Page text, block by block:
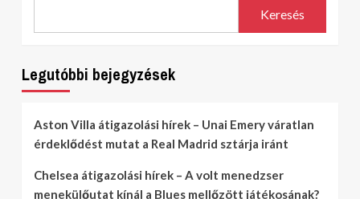
Keresés
Legutóbbi bejegyzések
Aston Villa átigazolási hírek – Unai Emery váratlan
érdeklődést mutat a Real Madrid sztárja iránt
Chelsea átigazolási hírek – A volt menedzser
menekülőutat kínál a Blues mellőzött játékosának?